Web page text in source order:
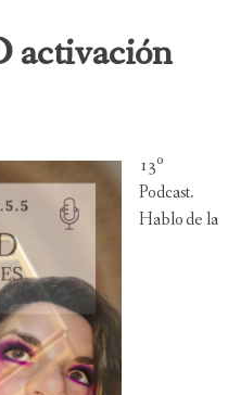
13º
Podcast.
Hablo de la